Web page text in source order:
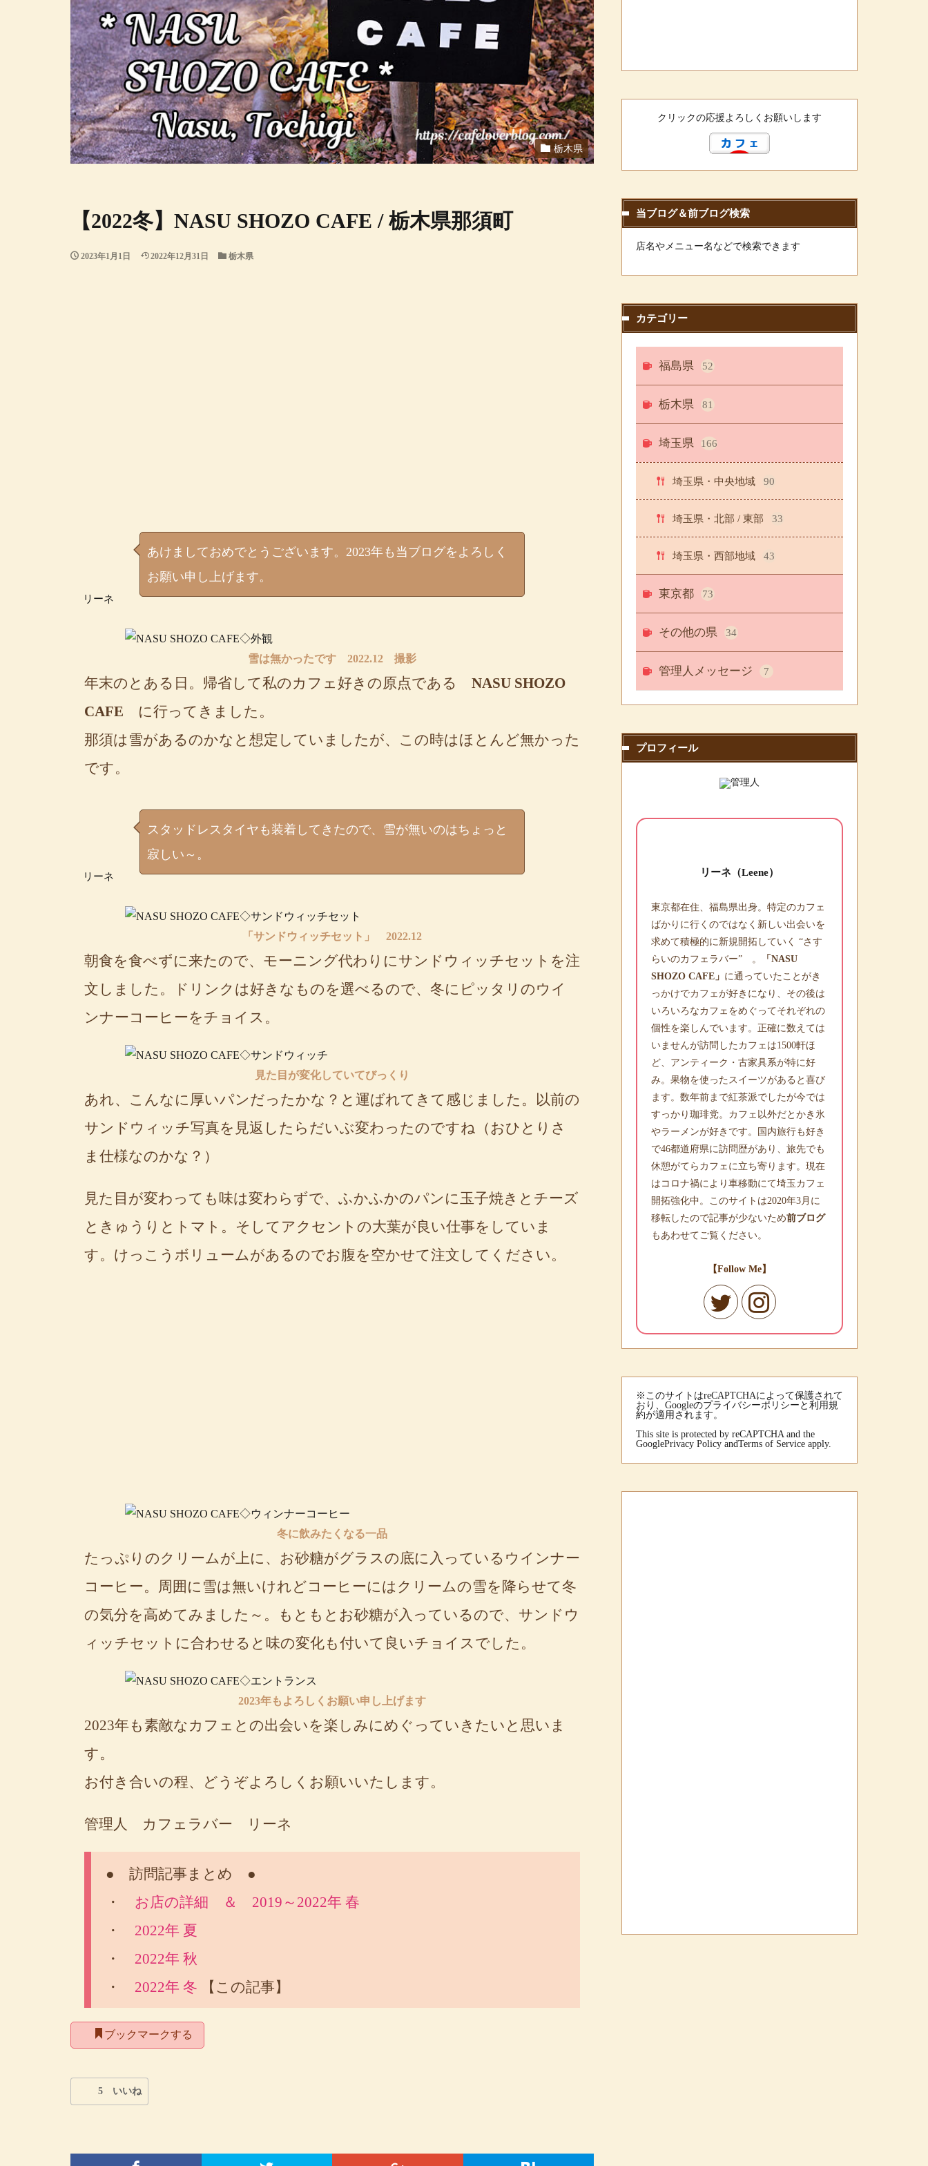
【2022冬】NASU SHOZO CAFE / 栃木県那須町
2023年1月1日 2022年12月31日 栃木県
栃木県
リーネ
あけましておめでとうございます。2023年も当ブログをよろしく
お願い申し上げます。
雪は無かったです 2022.12 撮影
年末のとある日。帰省して私のカフェ好きの原点である NASU SHOZO
CAFE に行ってきました。
那須は雪があるのかなと想定していましたが、この時はほとんど無かった
です。
リーネ
スタッドレスタイヤも装着してきたので、雪が無いのはちょっと
寂しい～。
「サンドウィッチセット」 2022.12
朝食を食べずに来たので、モーニング代わりにサンドウィッチセットを注
文しました。ドリンクは好きなものを選べるので、冬にピッタリのウイ
ンナーコーヒーをチョイス。
見た目が変化していてびっくり
あれ、こんなに厚いパンだったかな？と運ばれてきて感じました。以前の
サンドウィッチ写真を見返したらだいぶ変わったのですね（おひとりさ
ま仕様なのかな？）
見た目が変わっても味は変わらずで、ふかふかのパンに玉子焼きとチーズ
ときゅうりとトマト。そしてアクセントの大葉が良い仕事をしていま
す。けっこうボリュームがあるのでお腹を空かせて注文してください。
冬に飲みたくなる一品
たっぷりのクリームが上に、お砂糖がグラスの底に入っているウインナー
コーヒー。周囲に雪は無いけれどコーヒーにはクリームの雪を降らせて冬
の気分を高めてみました～。もともとお砂糖が入っているので、サンドウ
ィッチセットに合わせると味の変化も付いて良いチョイスでした。
2023年もよろしくお願い申し上げます
2023年も素敵なカフェとの出会いを楽しみにめぐっていきたいと思いま
す。
お付き合いの程、どうぞよろしくお願いいたします。
管理人 カフェラバー リーネ
● 訪問記事まとめ ●
・ お店の詳細 ＆ 2019～2022年 春
・ 2022年 夏
・ 2022年 秋
・ 2022年 冬 【この記事】
ブックマークする
5 いいね
クリックの応援よろしくお願いします
当ブログ＆前ブログ検索
店名やメニュー名などで検索できます
カテゴリー
福島県 52
栃木県 81
埼玉県 166
埼玉県・中央地域 90
埼玉県・北部 / 東部 33
埼玉県・西部地域 43
東京都 73
その他の県 34
管理人メッセージ 7
プロフィール
リーネ（Leene）
東京都在住、福島県出身。特定のカフェ
ばかりに行くのではなく新しい出会いを
求めて積極的に新規開拓していく “さす
らいのカフェラバー” 。
「NASU
SHOZO CAFE」 に通っていたことがき
っかけでカフェが好きになり、その後は
いろいろなカフェをめぐってそれぞれの
個性を楽しんでいます。正確に数えては
いませんが訪問したカフェは1500軒ほ
ど、アンティーク・古家具系が特に好
み。果物を使ったスイーツがあると喜び
ます。数年前まで紅茶派でしたが今では
すっかり珈琲党。カフェ以外だとかき氷
やラーメンが好きです。国内旅行も好き
で46都道府県に訪問歴があり、旅先でも
休憩がてらカフェに立ち寄ります。現在
はコロナ禍により車移動にて埼玉カフェ
開拓強化中。このサイトは2020年3月に
移転したので記事が少ないため前ブログ
もあわせてご覧ください。
【Follow Me】
※このサイトはreCAPTCHAによって保護されて
おり、Googleのプライバシーポリシーと利用規
約が適用されます。
This site is protected by reCAPTCHA and the
GooglePrivacy Policy andTerms of Service apply.